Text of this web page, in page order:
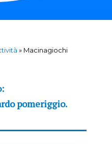
» Macinagiochi
pomeriggio.